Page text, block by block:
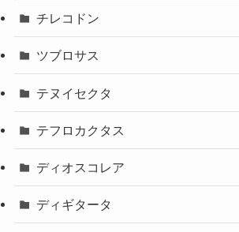
チレコドン
ツブロサス
テヌイセクタ
テフロカクタス
ディオスコレア
ディギタータ